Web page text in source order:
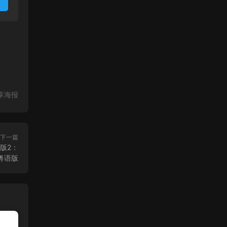
海报
下一篇
2：
语版